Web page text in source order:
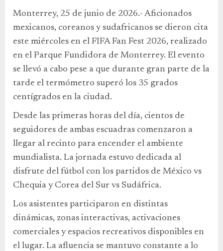
Monterrey, 25 de junio de 2026.- Aficionados
mexicanos, coreanos y sudafricanos se dieron cita
este miércoles en el FIFA Fan Fest 2026, realizado
en el Parque Fundidora de Monterrey. El evento
se llevó a cabo pese a que durante gran parte de la
tarde el termómetro superó los 35 grados
centígrados en la ciudad.
Desde las primeras horas del día, cientos de
seguidores de ambas escuadras comenzaron a
llegar al recinto para encender el ambiente
mundialista. La jornada estuvo dedicada al
disfrute del fútbol con los partidos de México vs
Chequia y Corea del Sur vs Sudáfrica.
Los asistentes participaron en distintas
dinámicas, zonas interactivas, activaciones
comerciales y espacios recreativos disponibles en
el lugar. La afluencia se mantuvo constante a lo